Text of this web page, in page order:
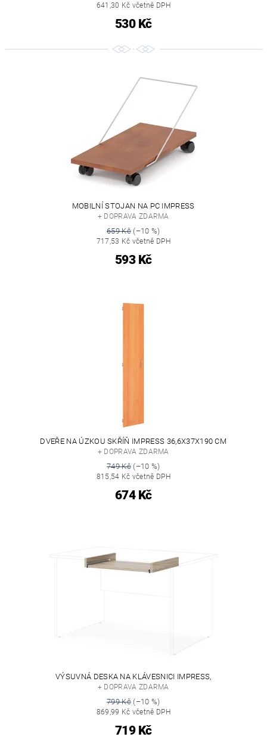
641,30 Kč včetně DPH
530 Kč
MOBILNÍ STOJAN NA PC IMPRESS
+ DOPRAVA ZDARMA
659 Kč(–10 %)
717,53 Kč včetně DPH
593 Kč
DVEŘE NA ÚZKOU SKŘÍŇ IMPRESS 36,6X37X190 CM
+ DOPRAVA ZDARMA
749 Kč(–10 %)
815,54 Kč včetně DPH
674 Kč
VÝSUVNÁ DESKA NA KLÁVESNICI IMPRESS,
+ DOPRAVA ZDARMA
799 Kč(–10 %)
869,99 Kč včetně DPH
719 Kč